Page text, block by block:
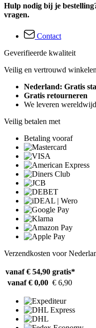
Hulp nodig bij je
vragen.
Contact
Geverifieerde kwaliteit
Veilig en vertrouwd winkelen
Nederland: Gratis
Gratis retourneren
We leveren
Veilig betalen met
Betaling vooraf
Verzendkosten voor
vanaf € 54,90 gratis*
vanaf € 0,00 € 6,90